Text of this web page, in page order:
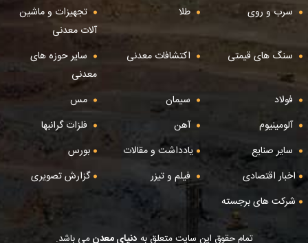
سرب و روی
طلا
تجهیزات و ماشین
آلات معدنی
سنگ های قیمتی
اکتشافات معدنی
سایر حوزه های
معدنی
فولاد
سیمان
مس
آلومینیوم
آهن
فلزات گرانبها
سایر صنایع
یادداشت و مقالات
بورس
اخبار اقتصادی
فیلم و تیزر
گزارش تصویری
شرکت های برجسته
تمام حقوق این سایت متعلق به دنیای معدنمی باشد.